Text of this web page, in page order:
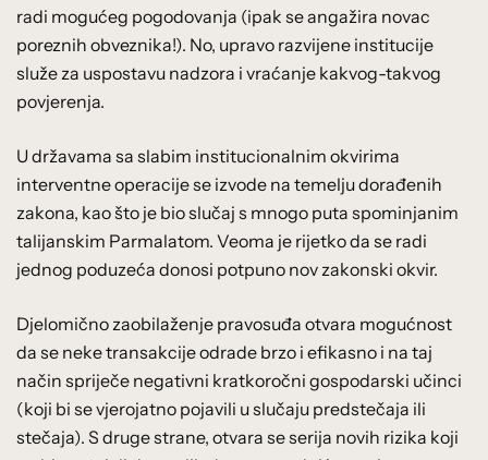
radi mogućeg pogodovanja (ipak se angažira novac
poreznih obveznika!). No, upravo razvijene institucije
služe za uspostavu nadzora i vraćanje kakvog-takvog
povjerenja.
U državama sa slabim institucionalnim okvirima
interventne operacije se izvode na temelju dorađenih
zakona, kao što je bio slučaj s mnogo puta spominjanim
talijanskim Parmalatom. Veoma je rijetko da se radi
jednog poduzeća donosi potpuno nov zakonski okvir.
Djelomično zaobilaženje pravosuđa otvara mogućnost
da se neke transakcije odrade brzo i efikasno i na taj
način spriječe negativni kratkoročni gospodarski učinci
(koji bi se vjerojatno pojavili u slučaju predstečaja ili
stečaja). S druge strane, otvara se serija novih rizika koji